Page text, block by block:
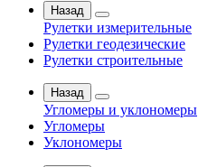
Назад
Рулетки измерительные
Рулетки геодезические
Рулетки строительные
Назад
Угломеры и уклономеры
Угломеры
Уклономеры